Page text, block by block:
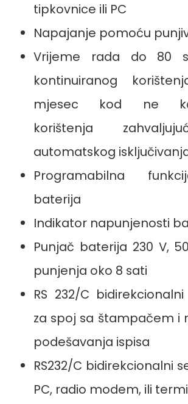
tipkovnice ili PC
Napajanje pomoću
Vrijeme rada do 80
kontinuiranog
mjesec kod ne
korištenja
automatskog
Programabilna
baterija
Indikator napunjenosti
Punjač baterija 230 V,
punjenja oko 8 sati
RS 232/C
za spoj sa štampačem i
podešavanja ispisa
RS232/C bidirekcionalni
PC, radio modem, ili